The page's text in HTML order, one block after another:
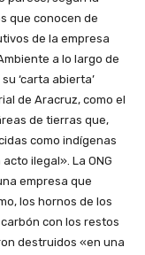
que conocen de
de la empresa
a lo largo de
‘carta abierta’
de Aracruz, como el
de tierras que,
como indígenas
ilegal». La ONG
empresa que
los hornos de los
con los restos
destruidos «en una